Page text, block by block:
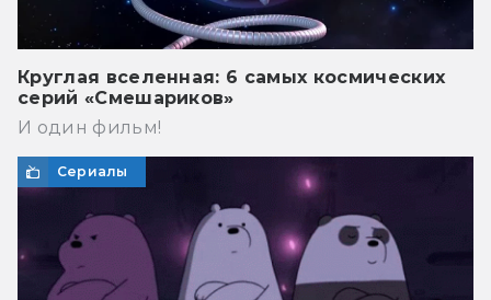
Круглая вселенная: 6 самых космических
серий «Смешариков»
И один фильм!
Сериалы